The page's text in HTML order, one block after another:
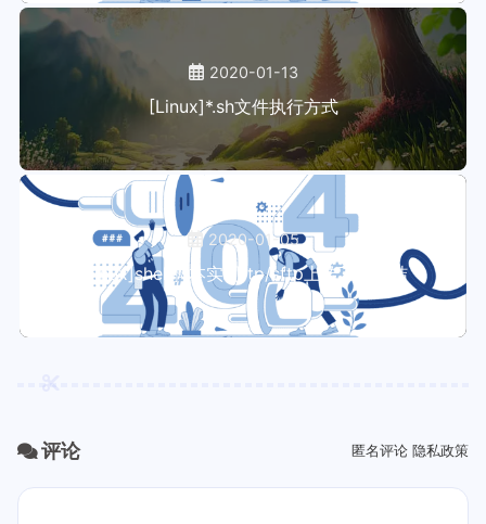
2020-01-13
[Linux]*.sh文件执行方式
2020-01-05
[Linux]shell脚本实现ftp/sftp上传下载总结
评论 匿名评论 隐私政策